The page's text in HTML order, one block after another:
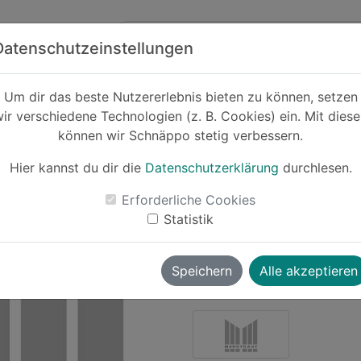
Um dir das beste Nutzererlebnis bieten zu können, setzen
verschiedene Technologien (z. B. Cookies) ein. Mit
können wir Schnäppo stetig verbessern.
Hier kannst du dir die Datenschutzerklärung durchlesen.
Erforderliche Cookies
Statistik
Speichern Alle akzeptieren
Cashback
-5%
Marktkauf